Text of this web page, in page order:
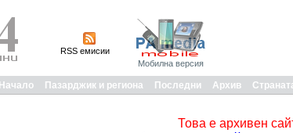
RSS емисии
Мобилна версия
Начало Пазарджик и региона Последни Архив
Това е архивен